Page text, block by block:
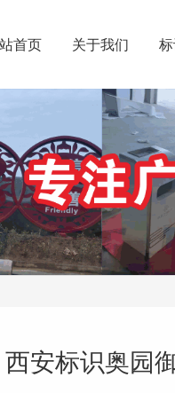
首页 关于我们
西安标识奥园